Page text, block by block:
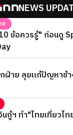
NEWS
ล
ข้อควรรู้" ก่อนดู
ฝ่าย ลุยแก้ปัญหาช้า
นกู้ฯ ทำ"ไทยเที่ยว